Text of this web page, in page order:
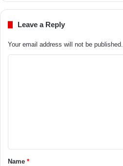
Leave a Reply
Your email address will not be published.
Name *